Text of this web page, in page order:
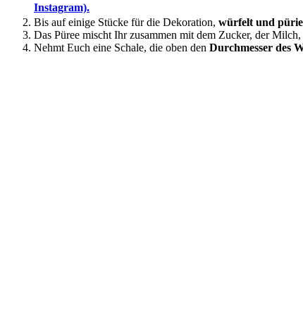
Instagram).
Bis auf einige Stücke für die Dekoration, würfelt und
Das Püree mischt Ihr zusammen mit dem Zucker, der
Nehmt Euch eine Schale, die oben den Durchmesser des